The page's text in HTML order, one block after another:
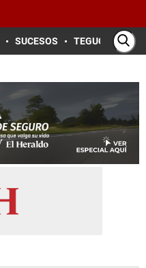
SUCESOS TEGUCIGALPA